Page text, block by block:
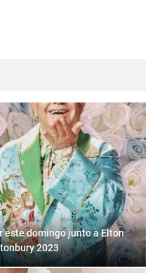
este domingo junto a Elton
2023